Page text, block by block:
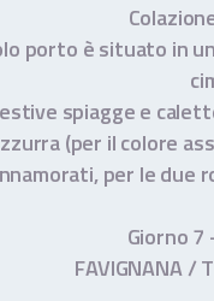
porto è situato in
spiagge e
(per il colore
per le
Giorno 7
FAVIGNANA /